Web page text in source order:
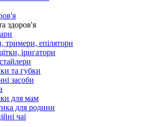
здоров'я
тримери, епілятори
іригатори
та губки
засоби
для мам
для родини
чаї